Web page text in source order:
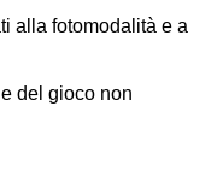
alla fotomodalità e a
del gioco non